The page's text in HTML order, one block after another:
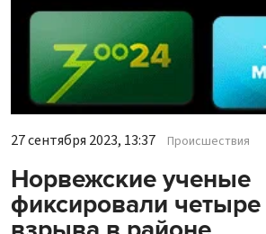
27 сентября 2023, 13:37 Происшествия
Норвежские ученые
фиксировали четыре